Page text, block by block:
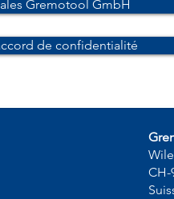
CH-
Gremotool GmbH
de confidentialité